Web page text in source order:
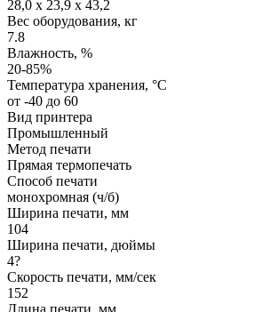
28,0 x 23,9 x 43,2
Вес оборудования, кг
7.8
Влажность, %
20-85%
Температура хранения, °C
от -40 до 60
Вид принтера
Промышленный
Метод печати
Прямая термопечать
Способ печати
монохромная (ч/б)
Ширина печати, мм
104
Ширина печати, дюймы
4?
Скорость печати, мм/сек
152